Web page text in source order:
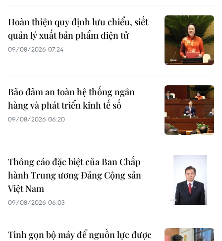
Hoàn thiện quy định lưu chiểu, siết
quản lý xuất bản phẩm điện tử
09/08/2026 07:24
Bảo đảm an toàn hệ thống ngân
hàng và phát triển kinh tế số
09/08/2026 06:20
Thông cáo đặc biệt của Ban Chấp
hành Trung ương Đảng Cộng sản
Việt Nam
09/08/2026 06:03
Tinh gọn bộ máy để nguồn lực được